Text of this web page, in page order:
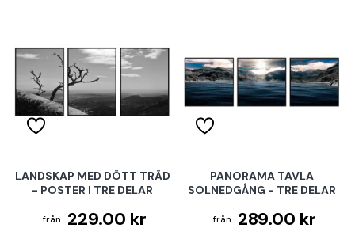
LANDSKAP MED DÖTT TRÄD
- POSTER I TRE DELAR
229.00 kr
PANORAMA TAVLA
SOLNEDGÅNG - TRE DELAR
289.00 kr